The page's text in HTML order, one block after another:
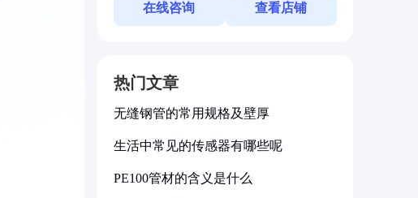
在线咨询 查看店铺
热门文章
无缝钢管的常用规格及壁厚
生活中常见的传感器有哪些呢
PE100管材的含义是什么